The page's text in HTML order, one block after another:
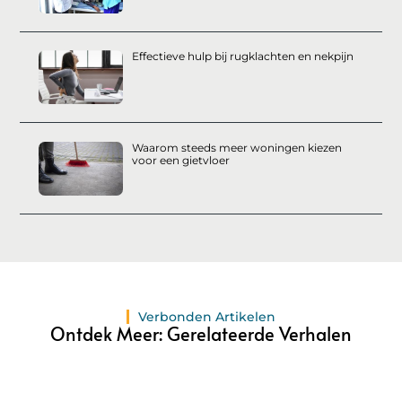
Effectieve hulp bij rugklachten en nekpijn
Waarom steeds meer woningen kiezen
voor een gietvloer
Verbonden Artikelen
Ontdek Meer: Gerelateerde Verhalen